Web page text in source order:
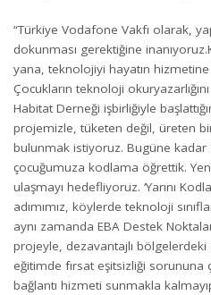
“Türkiye Vodafone Vakfı olarak,
dokunması gerektiğine
yana, teknolojiyi hayatın
Çocukların teknoloji
Habitat Derneği işbirliğiyle
projemizle, tüketen değil, üreten
bulunmak istiyoruz. Bugüne kadar
çocuğumuza kodlama öğrettik.
ulaşmayı hedefliyoruz. ‘Yarını
adımımız, köylerde teknoloji
aynı zamanda EBA Destek
projeyle, dezavantajlı bölgelerdeki
eğitimde fırsat eşitsizliği
bağlantı hizmeti sunmakla